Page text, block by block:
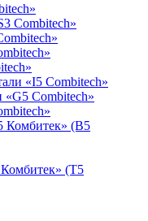
Combitech»
«I5 Combitech»
«G5 Combitech»
Комбитек» (B5
(T5